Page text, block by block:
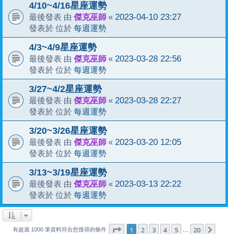
4/10~4/16星座運勢
最後發表 由 傑克巫師 « 2023-04-10 23:27
發表於 位於 每週運勢
4/3~4/9星座運勢
最後發表 由 傑克巫師 « 2023-03-28 22:56
發表於 位於 每週運勢
3/27~4/2星座運勢
最後發表 由 傑克巫師 « 2023-03-28 22:27
發表於 位於 每週運勢
3/20~3/26星座運勢
最後發表 由 傑克巫師 « 2023-03-20 12:05
發表於 位於 每週運勢
3/13~3/19星座運勢
最後發表 由 傑克巫師 « 2023-03-13 22:22
發表於 位於 每週運勢
有超過 1000 筆資料符合您搜尋的條件 第1 頁 (共 20頁)
1 2 3 4 5 … 20